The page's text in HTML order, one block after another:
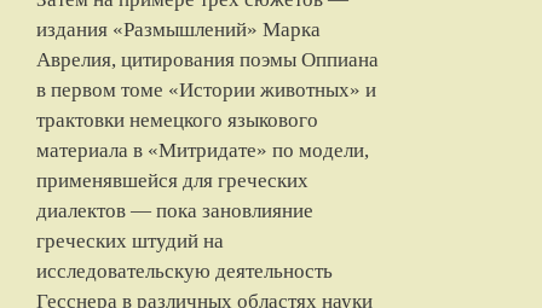
издания «Размышлений» Марка
Аврелия, цитирования поэмы Оппиана
в первом томе «Истории животных» и
трактовки немецкого языкового
материала в «Митридате» по модели,
применявшейся для греческих
диалектов — пока зановлияние
греческих штудий на
исследовательскую деятельность
Гесснера в различных областях науки